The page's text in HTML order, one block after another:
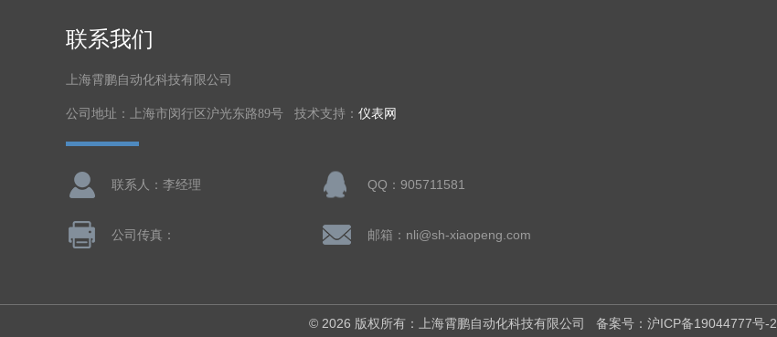
联系我们
上海霄鹏自动化科技有限公司
公司地址：上海市闵行区沪光东路89号 技术支持： 仪表网
联系人：李经理 QQ：905711581
公司传真： 邮箱：nli@sh-xiaopeng.com
© 2026 版权所有：上海霄鹏自动化科技有限公司 备案号：沪ICP备19044777号-2